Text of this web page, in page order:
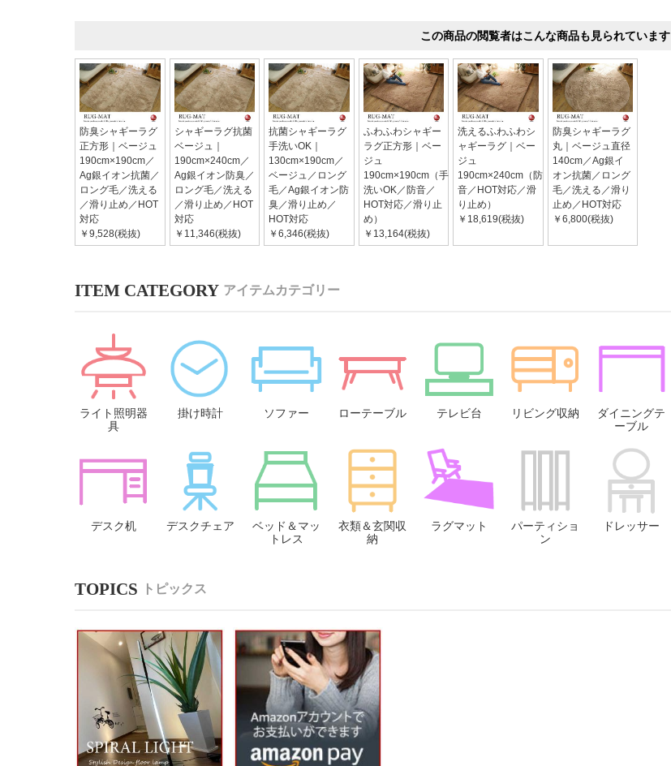
この商品の閲覧者はこんな商品も見られています
防臭シャギーラグ
正方形｜ベージュ
190cm×190cm／
Ag銀イオン抗菌／
ロング毛／洗える
／滑り止め／HOT
対応
￥9,528(税抜)
シャギーラグ抗菌
ベージュ｜
190cm×240cm／
Ag銀イオン防臭／
ロング毛／洗える
／滑り止め／HOT
対応
￥11,346(税抜)
抗菌シャギーラグ
手洗いOK｜
130cm×190cm／
ベージュ／ロング
毛／Ag銀イオン防
臭／滑り止め／
HOT対応
￥6,346(税抜)
ふわふわシャギー
ラグ正方形｜ベー
ジュ
190cm×190cm（手
洗いOK／防音／
HOT対応／滑り止
め）
￥13,164(税抜)
洗えるふわふわシ
ャギーラグ｜ベー
ジュ
190cm×240cm（防
音／HOT対応／滑
り止め）
￥18,619(税抜)
防臭シャギーラグ
丸｜ベージュ直径
140cm／Ag銀イ
オン抗菌／ロング
毛／洗える／滑り
止め／HOT対応
￥6,800(税抜)
アイテムカテゴリー
ライト照明器
具
掛け時計 ソファー ローテーブル テレビ台 リビング収納
ダイニングテ
ーブル
デスク机 デスクチェア
ベッド＆マッ
トレス
衣類＆玄関収
納
ラグマット
パーティショ
ン
ドレッサー
トピックス